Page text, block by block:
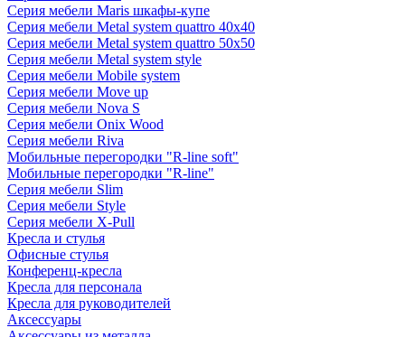
Серия мебели Maris шкафы-купе
Серия мебели Metal system quattro 40x40
Серия мебели Metal system quattro 50x50
Серия мебели Metal system style
Серия мебели Mobile system
Серия мебели Move up
Серия мебели Nova S
Серия мебели Onix Wood
Серия мебели Riva
Мобильные перегородки "R-line soft"
Мобильные перегородки "R-line"
Серия мебели Slim
Серия мебели Style
Серия мебели X-Pull
Кресла и стулья
Офисные стулья
Конференц-кресла
Кресла для персонала
Кресла для руководителей
Аксессуары